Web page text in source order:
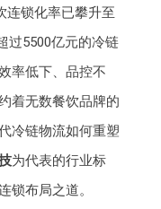
连锁化率已攀升至
过5500亿元的冷链
率低下、品控不
着无数餐饮品牌的
冷链物流如何重塑
为代表的行业标
锁布局之道。